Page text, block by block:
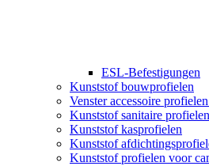
ESL-Befestigungen
Kunststof bouwprofielen
Venster accessoire
Kunststof sanitaire profielen
Kunststof kasprofielen
Kunststof
Kunststof profielen voor